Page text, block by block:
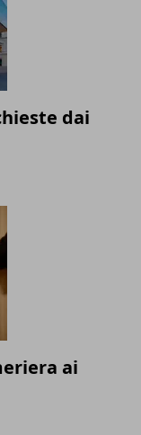
dai
ai